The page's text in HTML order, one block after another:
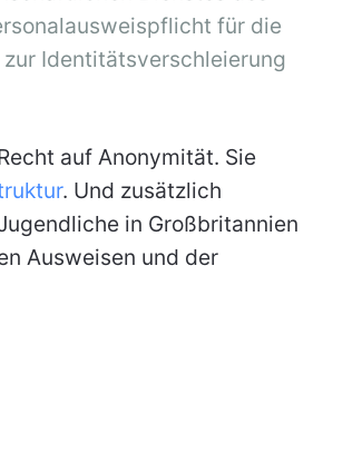
für die
Identitätsverschleierung
auf Anonymität. Sie
. Und zusätzlich
in Großbritannien
Ausweisen und der